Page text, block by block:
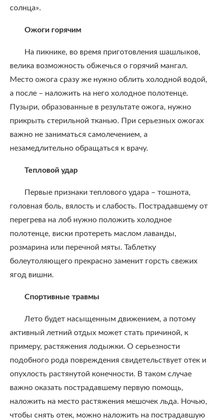
солнца».
Ожоги горячим
На пикнике, во время приготовления шашлыков,
велика возможность обжечься о горячий мангал.
Место ожога сразу же нужно облить холодной водой,
а после – наложить на него холодное полотенце.
Пузыри, образованные в результате ожога, нужно
прикрыть стерильной тканью. При серьезных ожогах
важно не заниматься самолечением, а
незамедлительно обращаться к врачу.
Тепловой удар
Первые признаки теплового удара – тошнота,
головная боль, вялость и слабость. Пострадавшему от
перегрева на лоб нужно положить холодное
полотенце, виски протереть маслом лаванды,
розмарина или перечной мяты. Таблетку
болеутоляющего прекрасно заменит горсть свежих
ягод вишни.
Спортивные травмы
Лето будет насыщенным движением, а потому
активный летний отдых может стать причиной, к
примеру, растяжения лодыжки. О серьезности
подобного рода повреждения свидетельствует отек и
опухлость растянутой конечности. В таком случае
важно оказать пострадавшему первую помощь,
наложить на место растяжения мешочек льда. Ночью,
чтобы снять отек, можно наложить на пострадавшую